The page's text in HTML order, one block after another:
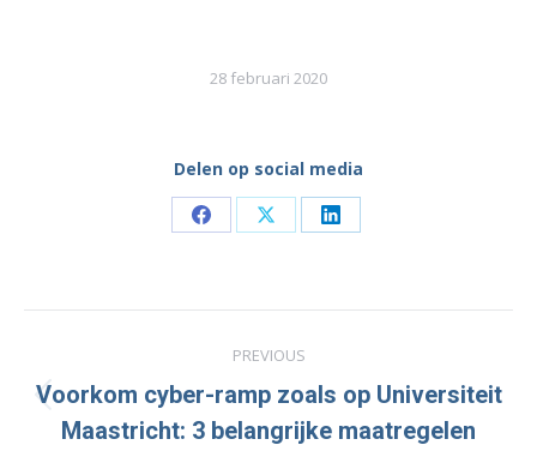
28 februari 2020
Delen op social media
Share
Facebook
Share
X
Share
LinkedIn
navigation
PREVIOUS
Previous
post:
Voorkom cyber-ramp zoals op Universiteit
Maastricht: 3 belangrijke maatregelen